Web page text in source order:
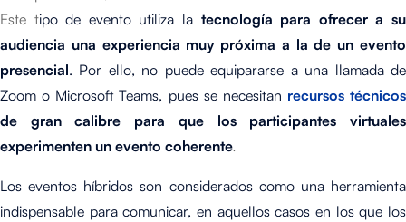
Este tipo de evento utiliza la tecnología para ofrecer a su
audiencia una experiencia muy próxima a la de un evento
presencial. Por ello, no puede equipararse a una llamada de
Zoom o Microsoft Teams, pues se necesitan recursos técnicos
de gran calibre para que los participantes virtuales
experimenten un evento coherente.
Los eventos híbridos son considerados como una herramienta
indispensable para comunicar, en aquellos casos en los que los